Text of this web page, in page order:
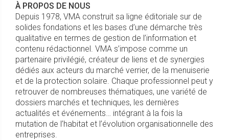
À PROPOS DE NOUS
Depuis 1978, VMA construit sa ligne éditoriale sur de
solides fondations et les bases d’une démarche très
qualitative en termes de gestion de l’information et
contenu rédactionnel. VMA s’impose comme un
partenaire privilégié, créateur de liens et de synergies
dédiés aux acteurs du marché verrier, de la menuiserie
et de la protection solaire. Chaque professionnel peut y
retrouver de nombreuses thématiques, une variété de
dossiers marchés et techniques, les dernières
actualités et événements… intégrant à la fois la
mutation de l’habitat et l’évolution organisationnelle des
entreprises.